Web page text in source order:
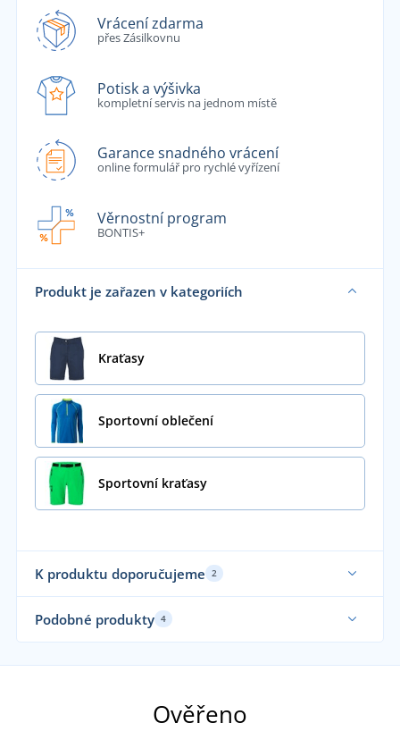
Vrácení zdarma
přes Zásilkovnu
Potisk a výšivka
kompletní servis na jednom místě
Garance snadného vrácení
online formulář pro rychlé vyřízení
Věrnostní program
BONTIS+
Produkt je zařazen v kategoriích
Kraťasy
Sportovní oblečení
Sportovní kraťasy
K produktu doporučujeme 2
Podobné produkty 4
Ověřeno